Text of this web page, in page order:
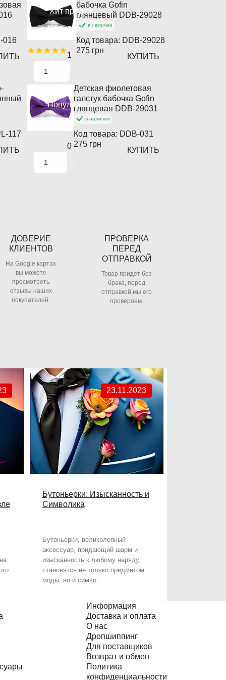
016
Хит продаж
Популярный
1
бабочка Gofin
глянцевый DDB-29028
в наличии
Код товара: DDB-29028
275 грн
КУПИТЬ
117
Популярный
0
Детская фиолетовая
галстук бабочка Gofin
глянцевая DDB-29031
в наличии
Код товара: DDB-031
275 грн
КУПИТЬ
ДОВЕРИЕ
КЛИЕНТОВ
На Google картах
вы можете
просмотреть
отзывы наших
покупателей.
ПРОВЕРКА
ПЕРЕД
ОТПРАВКОЙ
Товар придет без
брака, перед
отправкой мы его
проверяем.
23.11.2023
Бутоньерки: Изысканность и
Символика
Бутоньерки, великолепный
аксессуар, придающий шарм и
изысканность к любому наряду,
становятся не только предметом
моды, но и симво..
Информация
Доставка и оплата
О нас
Дропшиппинг
Для поставщиков
Возврат и обмен
Политика
конфиденциальности